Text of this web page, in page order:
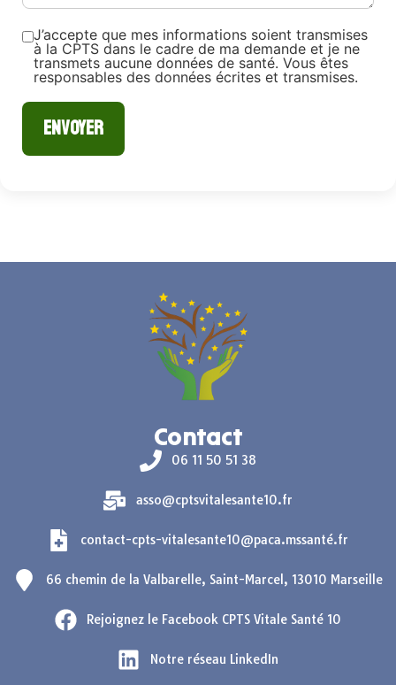
J’accepte que mes informations soient transmises
à la CPTS dans le cadre de ma demande et je ne
transmets aucune données de santé. Vous êtes
responsables des données écrites et transmises.
ENVOYER
Contact
06 11 50 51 38
asso@cptsvitalesante10.fr
contact-cpts-vitalesante10@paca.mssanté.fr
66 chemin de la Valbarelle, Saint-Marcel, 13010 Marseille
Rejoignez le Facebook CPTS Vitale Santé 10
Notre réseau LinkedIn